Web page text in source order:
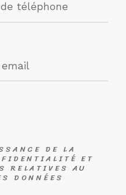
DE LA
ET
RELATIVES AU
DONNÉES